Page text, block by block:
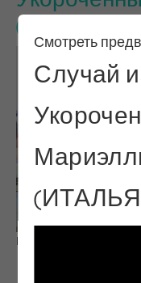
Смотреть
Случай
Наблюдай и учись